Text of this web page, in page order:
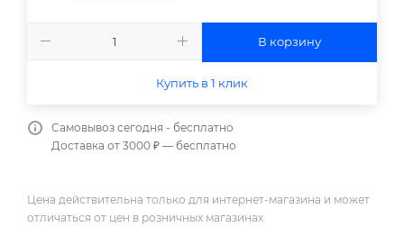
В корзину
Купить в 1 клик
Самовывоз сегодня - бесплатно
Доставка от 3000 ₽ — бесплатно
Цена действительна только для интернет-магазина и может
отличаться от цен в розничных магазинах